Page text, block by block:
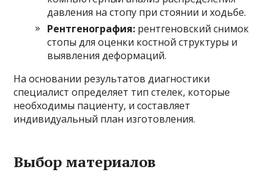
давления на стопу при стоянии и ходьбе.
Рентгенография: рентгеновский снимок
стопы для оценки костной структуры и
выявления деформаций.
На основании результатов диагностики
специалист определяет тип стелек, которые
необходимы пациенту, и составляет
индивидуальный план изготовления.
Выбор материалов